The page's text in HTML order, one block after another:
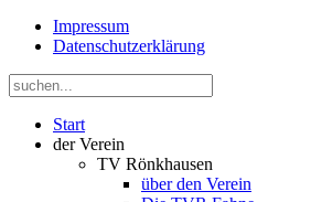
Impressum
Datenschutzerklärung
Start
der Verein
TV Rönkhausen
über den Verein